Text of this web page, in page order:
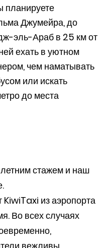
планируете
Джумейра, до
эль-Араб в 25 км от
ехать в уютном
чем наматывать
или искать
до места
стажем и наш
из аэропорта
Во всех случаях